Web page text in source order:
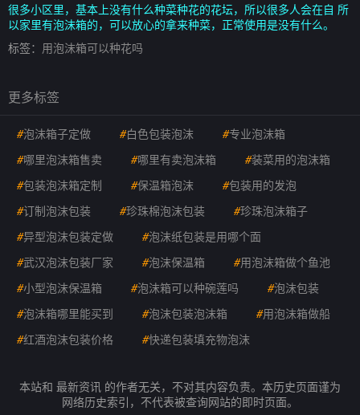
很多小区里，基本上没有什么种菜种花的花坛，所以很多人会在自 所
以家里有泡沫箱的，可以放心的拿来种菜，正常使用是没有什么。
标签： 用泡沫箱可以种花吗
更多标签
#泡沫箱子定做 #白色包装泡沫 #专业泡沫箱
#哪里泡沫箱售卖 #哪里有卖泡沫箱 #装菜用的泡沫箱
#包装泡沫箱定制 #保温箱泡沫 #包装用的发泡
#订制泡沫包装 #珍珠棉泡沫包装 #珍珠泡沫箱子
#异型泡沫包装定做 #泡沫纸包装是用哪个面
#武汉泡沫包装厂家 #泡沫保温箱 #用泡沫箱做个鱼池
#小型泡沫保温箱 #泡沫箱可以种碗莲吗 #泡沫包装
#泡沫箱哪里能买到 #泡沫包装泡沫箱 #用泡沫箱做船
#红酒泡沫包装价格 #快递包装填充物泡沫
本站和 最新资讯 的作者无关，不对其内容负责。本历史页面谨为
网络历史索引，不代表被查询网站的即时页面。